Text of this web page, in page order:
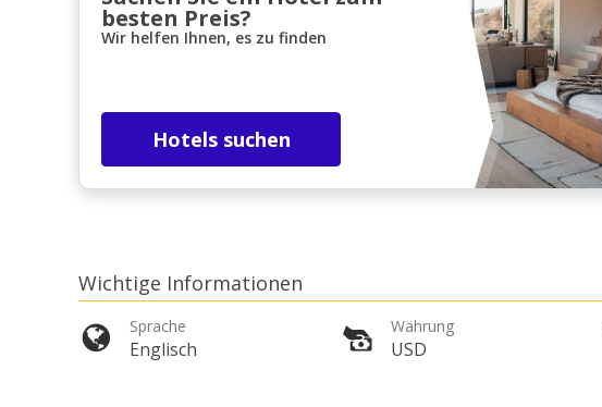
besten Preis?
Wir helfen Ihnen, es zu finden
Hotels suchen
Wichtige Informationen
Sprache
Englisch
Währung
USD